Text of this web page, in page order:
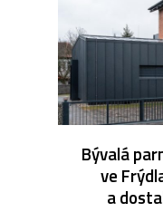
Bývalá
ve
a